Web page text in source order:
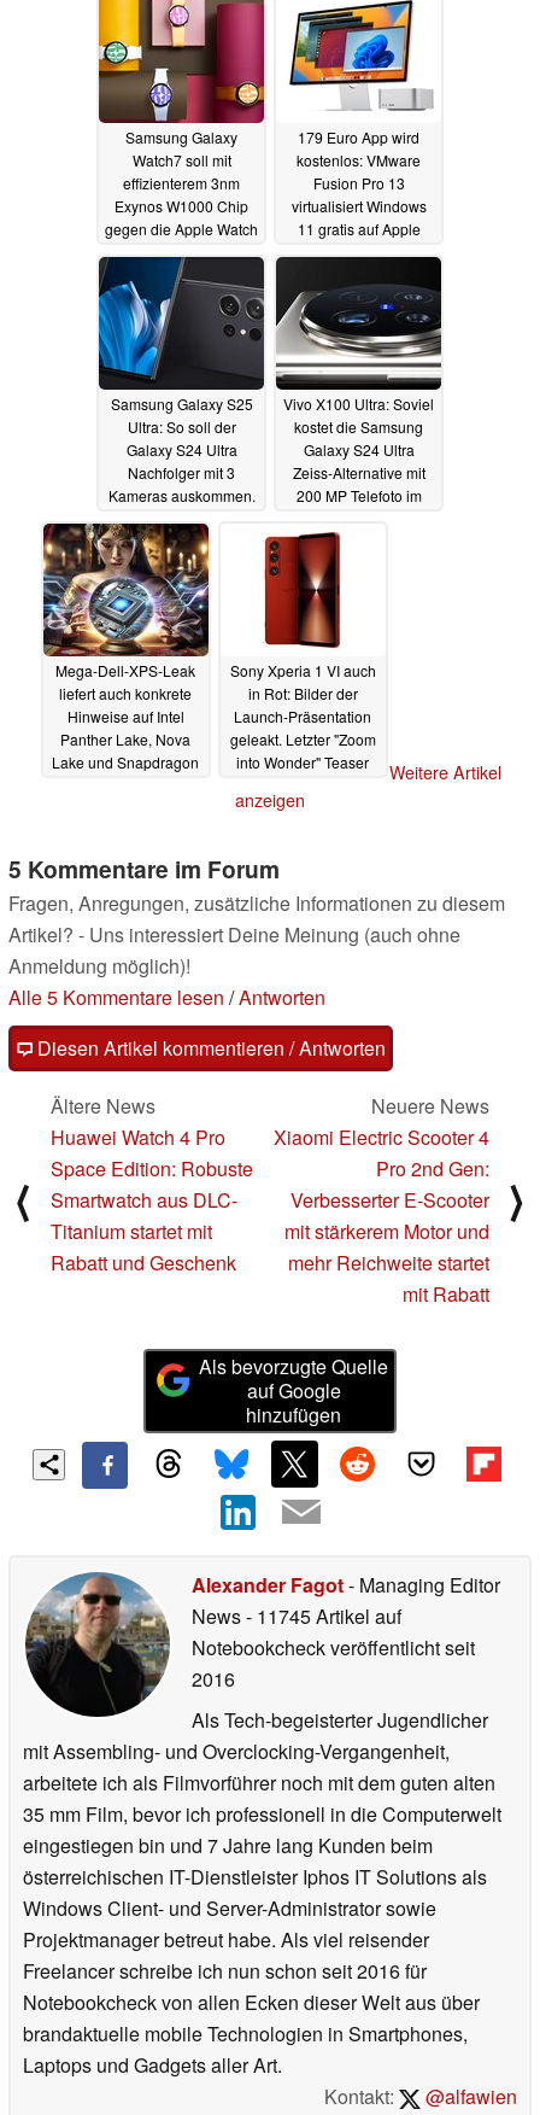
16.05.2024
Samsung Galaxy
Watch7 soll mit
effizienterem 3nm
Exynos W1000 Chip
gegen die Apple Watch
15.05.2024
179 Euro App wird
kostenlos: VMware
Fusion Pro 13
virtualisiert Windows
11 gratis auf Apple
Samsung Galaxy S25
Ultra: So soll der
Galaxy S24 Ultra
Nachfolger mit 3
Kameras auskommen.
14.05.2024
Vivo X100 Ultra: Soviel
kostet die Samsung
Galaxy S24 Ultra
Zeiss-Alternative mit
200 MP Telefoto im
14.05.2024
Mega-Dell-XPS-Leak
liefert auch konkrete
Hinweise auf Intel
Panther Lake, Nova
Lake und Snapdragon
Sony Xperia 1 VI auch
in Rot: Bilder der
Launch-Präsentation
geleakt. Letzter "Zoom
into Wonder" Teaser
Weitere Artikel
anzeigen
5 Kommentare im Forum
Fragen, Anregungen, zusätzliche Informationen zu diesem
Artikel? - Uns interessiert Deine Meinung (auch ohne
Anmeldung möglich)!
Alle 5 Kommentare lesen /Antworten
Diesen Artikel kommentieren / Antworten
⟨
Ältere News
Huawei Watch 4 Pro
Space Edition: Robuste
Smartwatch aus DLC-
Titanium startet mit
Rabatt und Geschenk
Neuere News
Xiaomi Electric Scooter 4
Pro 2nd Gen:
Verbesserter E-Scooter
mit stärkerem Motor und
mehr Reichweite startet
mit Rabatt
⟩
Als bevorzugte Quelle
auf Google
hinzufügen
Alexander Fagot- Managing Editor
News- 11745 Artikel auf
Notebookcheck veröffentlichtseit
2016
Als Tech-begeisterter Jugendlicher
mit Assembling- und Overclocking-Vergangenheit,
arbeitete ich als Filmvorführer noch mit dem guten alten
35 mm Film, bevor ich professionell in die Computerwelt
eingestiegen bin und 7 Jahre lang Kunden beim
österreichischen IT-Dienstleister Iphos IT Solutions als
Windows Client- und Server-Administrator sowie
Projektmanager betreut habe. Als viel reisender
Freelancer schreibe ich nun schon seit 2016 für
Notebookcheck von allen Ecken dieser Welt aus über
brandaktuelle mobile Technologien in Smartphones,
Laptops und Gadgets aller Art.
Kontakt:
@alfawien